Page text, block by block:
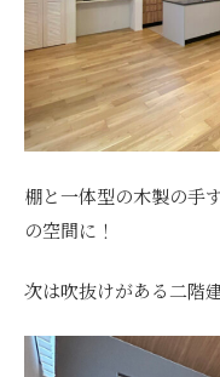
棚と一体型の木製の手
の空間に！
次は吹抜けがある二階